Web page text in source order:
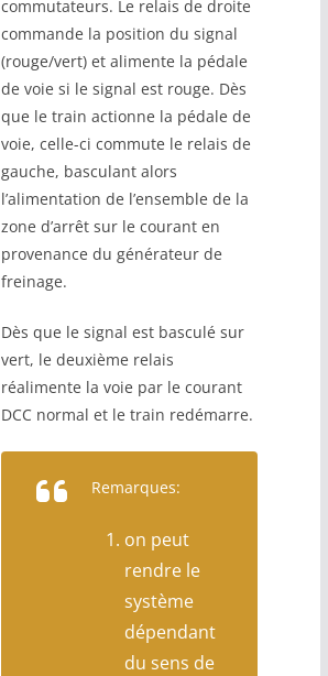
commutateurs. Le relais de droite
commande la position du signal
(rouge/vert) et alimente la pédale
de voie si le signal est rouge. Dès
que le train actionne la pédale de
voie, celle-ci commute le relais de
gauche, basculant alors
l’alimentation de l’ensemble de la
zone d’arrêt sur le courant en
provenance du générateur de
freinage.
Dès que le signal est basculé sur
vert, le deuxième relais
réalimente la voie par le courant
DCC normal et le train redémarre.
Remarques:
on peut
rendre le
système
dépendant
du sens de